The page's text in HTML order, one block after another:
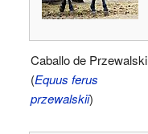
Caballo de Przewalski
(Equus ferus
przewalskii)